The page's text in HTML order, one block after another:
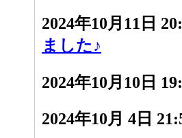
2024年10月11日
ました♪
2024年10月10日
2024年10月 4日